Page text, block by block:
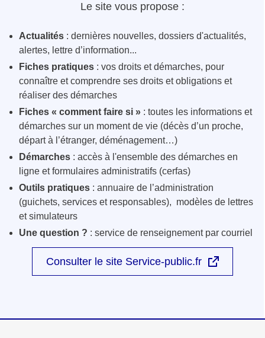
Le site vous propose :
Actualités : dernières nouvelles, dossiers d'actualités,
alertes, lettre d’information...
Fiches pratiques : vos droits et démarches, pour
connaître et comprendre ses droits et obligations et
réaliser des démarches
Fiches « comment faire si » : toutes les informations et
démarches sur un moment de vie (décès d’un proche,
départ à l’étranger, déménagement…)
Démarches : accès à l'ensemble des démarches en
ligne et formulaires administratifs (cerfas)
Outils pratiques : annuaire de l’administration
(guichets, services et responsables), modèles de lettres
et simulateurs
Une question ? : service de renseignement par courriel
Consulter le site Service-public.fr